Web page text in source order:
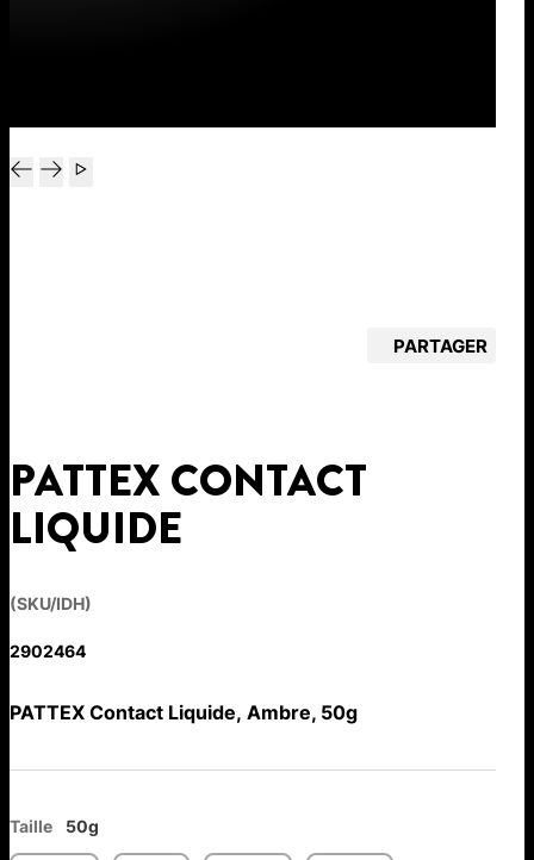
PARTAGER
PATTEX CONTACT
LIQUIDE
(SKU/IDH)
2902464
PATTEX Contact Liquide, Ambre, 50g
Taille 50g